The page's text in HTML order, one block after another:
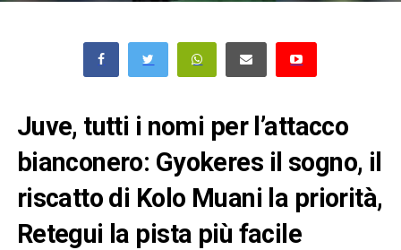
Juve, tutti i nomi per l’attacco
bianconero: Gyokeres il sogno, il
riscatto di Kolo Muani la priorità,
Retegui la pista più facile